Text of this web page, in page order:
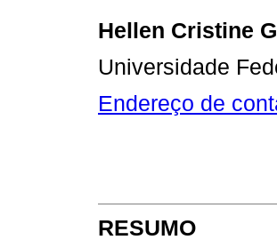
Hellen Cristine
Universidade
Endereço de
RESUMO